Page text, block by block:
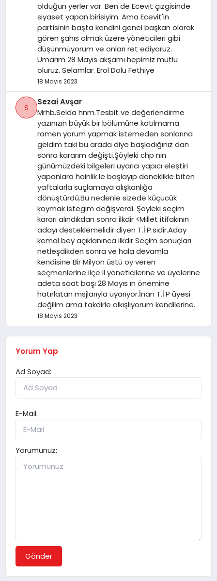
olduğun yerler var. Ben de Ecevit çizgisinde
siyaset yapan birisiyim. Ama Ecevit'in
partisinin başta kendini genel başkan olarak
gören şahıs olmak üzere yöneticileri gibi
düşünmüyorum ve onları ret ediyoruz.
Umarım 28 Mayıs akşamı hepimiz mutlu
oluruz. Selamlar. Erol Dolu Fethiye
18 Mayıs 2023
S
Sezai Avşar
Mrhb.Selda hnm.Tesbit ve değerlendirme
yazınızın büyük bir bölümüne katılmama
ramen yorum yapmak istemeden sonlarına
geldim taki bu arada diye başladığınız dan
sonra kararım değişti.Şöyleki chp nin
günümüzdeki bilgeleri uyarıcı yapıcı eleştiri
yapanlara hainlik le başlayıp döneklikle biten
yaftalarla suçlamaya alışkanlığa
dönüştürdü.Bu nedenle sizede küçücük
koymak istegim değişverdi. Şöyleki seçim
kararı alındıkdan sonra ilkdir <Millet itifakının
adayı desteklemelidir diyen T.İ.P.sidir.Aday
kemal bey açıklanınca ilkdir Seçim sonuçları
netleşdikden sonra ve hala devamla
kendisine Bir Milyon üstü oy veren
seçmenlerine ilçe il yöneticilerine ve üyelerine
adeta saat başı 28 Mayıs ın önemine
hatırlatan msjlarıyla uyarıyor.İnan T.İ.P üyesi
değilim ama takdirle alkışlıyorum kendilerine.
18 Mayıs 2023
Yorum Yap
Ad Soyad:
E-Mail:
Yorumunuz:
Gönder